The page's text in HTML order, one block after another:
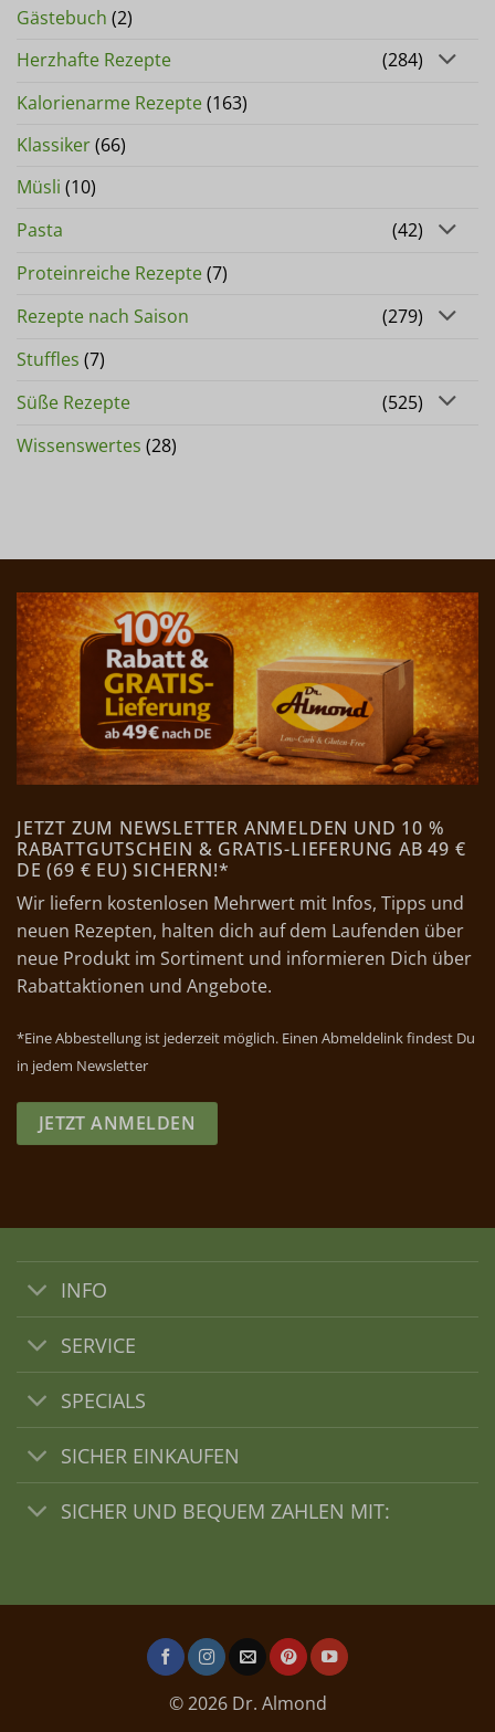
Gästebuch (2)
Herzhafte Rezepte
(284)
Kalorienarme Rezepte(163)
Klassiker(66)
Müsli (10)
Pasta
(42)
Proteinreiche Rezepte(7)
Rezepte nach Saison
(279)
Stuffles (7)
Süße Rezepte
(525)
Wissenswertes (28)
JETZT ZUM NEWSLETTER ANMELDEN UND 10 %
RABATTGUTSCHEIN & GRATIS-LIEFERUNG AB 49 €
DE (69 € EU) SICHERN!*
Wir liefern kostenlosen Mehrwert mit Infos, Tipps und
neuen Rezepten, halten dich auf dem Laufenden über
neue Produkt im Sortiment und informieren Dich über
Rabattaktionen und Angebote.
*Eine Abbestellung ist jederzeit möglich. Einen Abmeldelink findest Du
in jedem Newsletter
JETZT ANMELDEN
INFO
SERVICE
SPECIALS
SICHER EINKAUFEN
SICHER UND BEQUEM ZAHLEN MIT:
© 2026 Dr. Almond